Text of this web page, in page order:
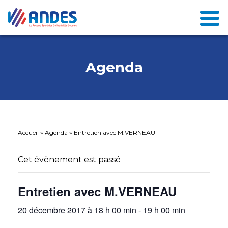
Agenda
Accueil » Agenda » Entretien avec M.VERNEAU
Cet évènement est passé
Entretien avec M.VERNEAU
20 décembre 2017 à 18 h 00 min - 19 h 00 min